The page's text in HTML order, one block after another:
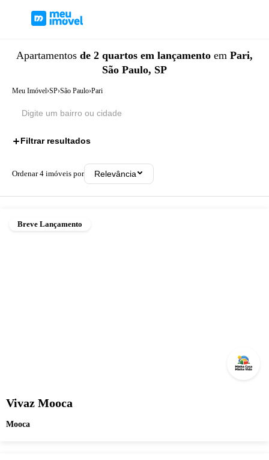
Apartamentos de 2 quartos em lançamento em Pari,
São Paulo, SP
Meu Imóvel›SP›São Paulo›Pari
Filtrar resultados
Ordenar4 imóveis por Relevância
Breve Lançamento
Vivaz Mooca
Mooca